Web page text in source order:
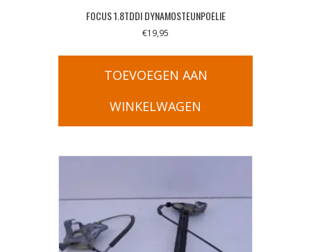
FOCUS 1.8TDDI DYNAMOSTEUNPOELIE
€19,95
TOEVOEGEN AAN
WINKELWAGEN